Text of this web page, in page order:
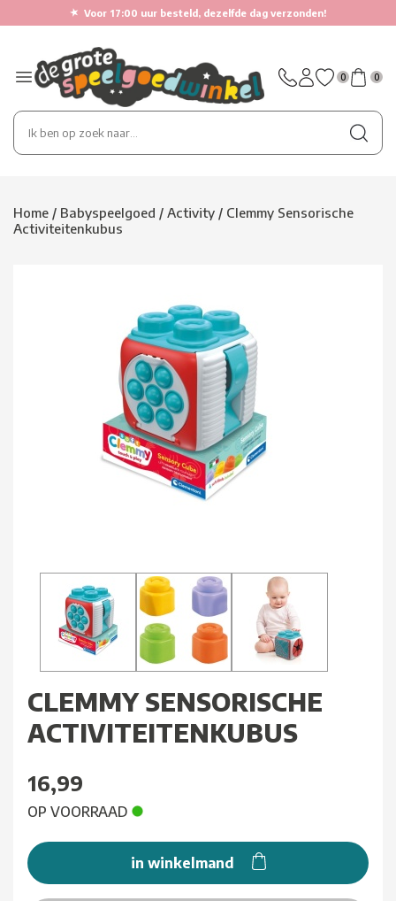
★ Voor 17:00 uur besteld, dezelfde dag verzonden!
0 0
Home / Babyspeelgoed / Activity / Clemmy Sensorische
Activiteitenkubus
CLEMMY SENSORISCHE
ACTIVITEITENKUBUS
16,99
OP VOORRAAD
in winkelmand